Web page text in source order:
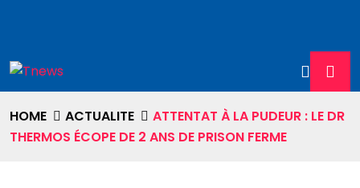
HOME ACTUALITE
ATTENTAT À LA PUDEUR : LE DR
THERMOS ÉCOPE DE 2 ANS DE PRISON FERME